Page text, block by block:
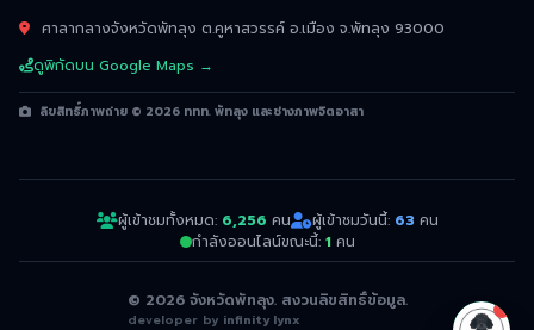
ศาลากลางจังหวัดพัทลุง ต.คูหาสวรรค์ อ.เมือง จ.พัทลุง 93000
ดูพิกัดบน Google Maps →
ลิขสิทธิ์ภาพถ่าย © 2026 ททท. พัทลุง และช่างภาพจิตอาสา
ผู้เข้าชมทั้งหมด: 6,256 คน ผู้เข้าชมวันนี้: 63คน
กำลังออนไลน์ขณะนี้: 1คน
© 2026 จังหวัดพัทลุง. สงวนลิขสิทธิ์ข้อมูล.
developer by infinity lynx